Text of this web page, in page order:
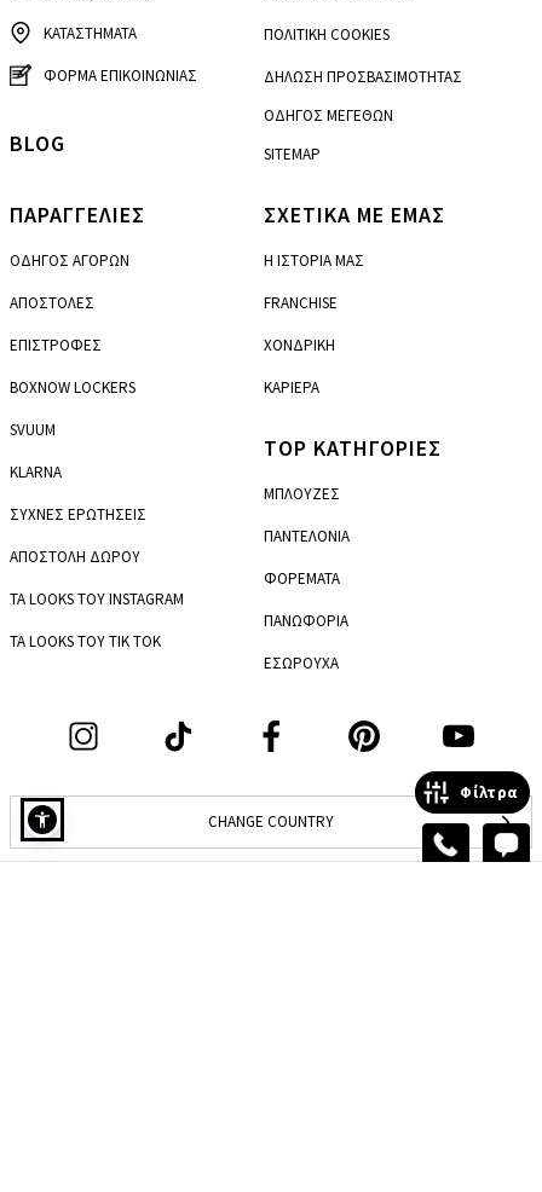
Φίλτρα
ΚΑΤΑΣΤΗΜΑΤΑ
ΦΟΡΜΑ ΕΠΙΚΟΙΝΩΝΙΑΣ
ΠΑΡΑΓΓΕΛΙΕΣ
ΟΔΗΓΟΣ ΑΓΟΡΩΝ
ΑΠΟΣΤΟΛΕΣ
ΕΠΙΣΤΡΟΦΕΣ
BOXNOW LOCKERS
SVUUM
KLARNA
ΣΥΧΝΕΣ ΕΡΩΤΗΣΕΙΣ
ΑΠΟΣΤΟΛΗ ΔΩΡΟΥ
ΤΑ LOOKS ΤΟΥ INSTAGRAM
ΤΑ LOOKS ΤΟΥ TIK TOK
ΠΟΛΙΤΙΚΗ COOKIES
ΔΗΛΩΣΗ ΠΡΟΣΒΑΣΙΜΟΤΗΤΑΣ
ΟΔΗΓΟΣ ΜΕΓΕΘΩΝ
SITEMAP
ΣΧΕΤΙΚΑ ΜΕ ΕΜΑΣ
Η ΙΣΤΟΡΙΑ ΜΑΣ
FRANCHISE
ΧΟΝΔΡΙΚΗ
ΚΑΡΙΕΡΑ
CHANGE COUNTRY
TOP ΚΑΤΗΓΟΡΙΕΣ
ΜΠΛΟΥΖΕΣ
ΠΑΝΤΕΛΟΝΙΑ
ΦΟΡΕΜΑΤΑ
ΠΑΝΩΦΟΡΙΑ
ΕΣΩΡΟΥΧΑ
BLOG